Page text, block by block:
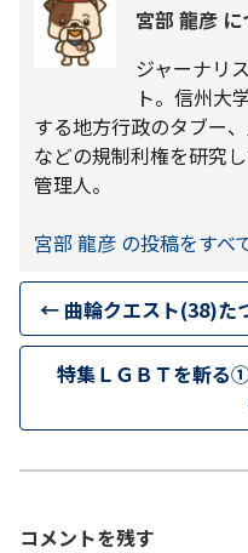
宮部 龍彦 に
ジャーナリ
ト。信州大
する地方行政のタブー
などの規制利権を研究
管理人。
宮部 龍彦 の投稿をすべ
← 曲輪クエスト(38)た
特集ＬＧＢＴを斬
コメントを残す